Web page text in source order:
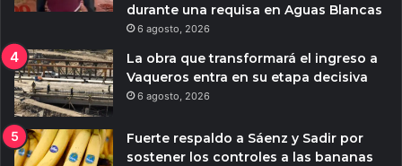
durante una requisa en Aguas Blancas
6 agosto, 2026
La obra que transformará el ingreso a
Vaqueros entra en su etapa decisiva
6 agosto, 2026
Fuerte respaldo a Sáenz y Sadir por
sostener los controles a las bananas